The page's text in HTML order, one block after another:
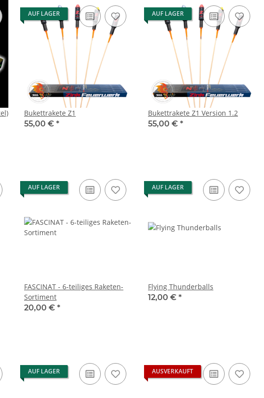
AUF LAGER
Bukettrakete Z1
55,00 € *
AUF LAGER
Bukettrakete Z1 Version 1.2
55,00 € *
AUF LAGER
FASCINAT - 6-teiliges Raketen-
Sortiment
20,00 € *
AUF LAGER
Flying Thunderballs
12,00 € *
AUF LAGER AUSVERKAUFT